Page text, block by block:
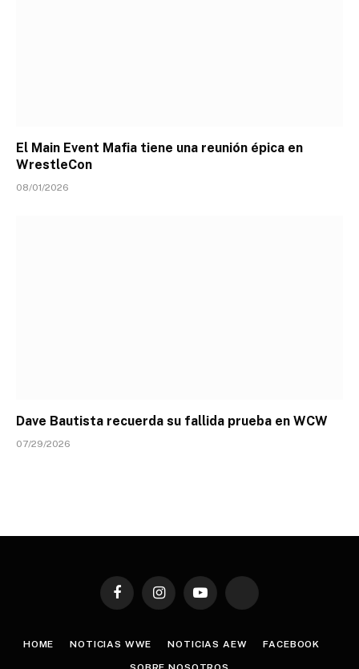
El Main Event Mafia tiene una reunión épica en
WrestleCon
08/01/2026
Dave Bautista recuerda su fallida prueba en WCW
07/29/2026
FacebookInstagramYouTube TikTok
HOME NOTICIAS WWE NOTICIAS AEW FACEBOOK